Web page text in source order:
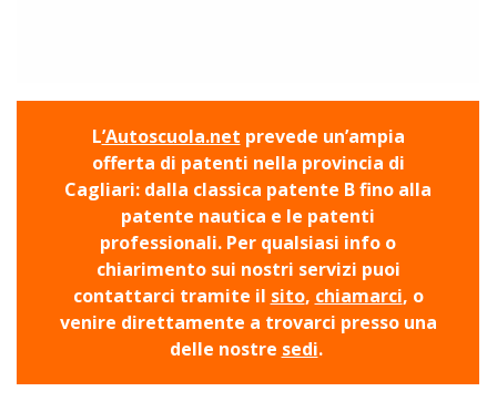
L’Autoscuola.net prevede un’ampia
offerta di patenti nella provincia di
Cagliari: dalla classica patente B fino alla
patente nautica e le patenti
professionali. Per qualsiasi info o
chiarimento sui nostri servizi puoi
contattarci tramite il sito, chiamarci, o
venire direttamente a trovarci presso una
delle nostre sedi.